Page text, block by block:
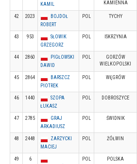
KAMIL
KAMIENNA
42 2023
BOJDOŁ
ROBERT
POL TYCHY
43 953
SŁOWIK
GRZEGORZ
POL ISKRZYNIA
44 2860
PIGŁOWSKI
DAWID
POL
GORZÓW
WIELKOPOLSKI
45 2864
BARSZCZ
PIOTREK
POL WĘGRÓW
46 1440
SZOPA
ŁUKASZ
POL DOBROSZYCE
47 2785
GRAJ
ARKADIUSZ
POL ŚWIDNIK
48 2448
ZARZYCKI
MACIEJ
POL ŻÓŁWIN
49
6
POL POLSKA